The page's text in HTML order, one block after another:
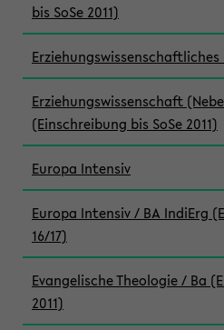
bis SoSe 2011)
Erziehungswissenschaft
(Einschreibung bis SoSe 2011)
Europa Intensiv
Europa Intensiv / BA IndiErg
16/17)
Evangelische Theologie / Ba
2011)